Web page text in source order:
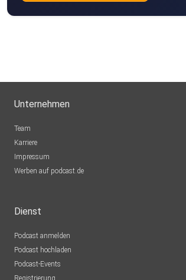
Unternehmen
Team
Karriere
Impressum
Werben auf podcast.de
Dienst
Podcast anmelden
Podcast hochladen
Podcast-Events
Registrierung